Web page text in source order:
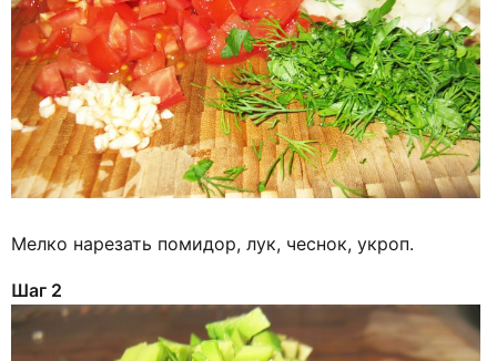
Мелко нарезать помидор, лук, чеснок, укроп.
Шаг 2